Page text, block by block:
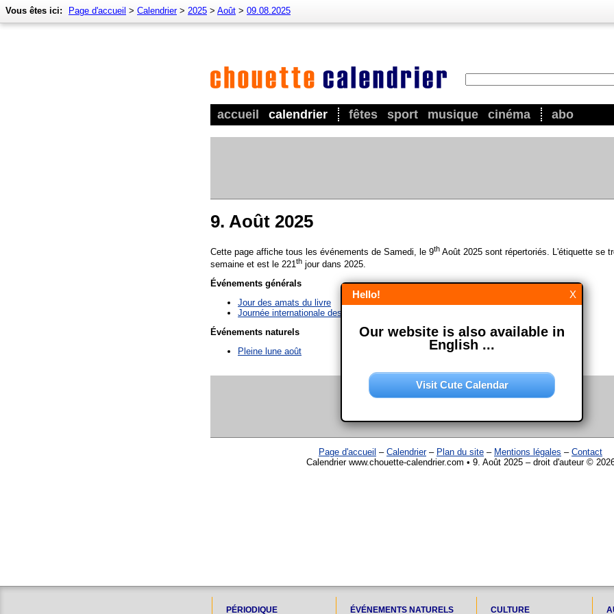
accueil calendrier fêtes sport musique cinéma abo
Vous êtes ici: Page d'accueil > Calendrier> 2025 > Août > 09.08.2025
9. Août 2025
Cette page affiche tous les événements de Samedi, le 9th Août 2025 sont répertoriés. L'étiquette se
semaine et est le 221th jour dans 2025.
Événements générals
Jour des amats du livre
Journée internationale des populations autochtones
Événements naturels
Pleine lune août
Page d'accueil – Calendrier– Plan du site – Mentions légales – Contact
Calendrier www.chouette-calendrier.com • 9. Août 2025 – droit d'auteur ©
PÉRIODIQUE ÉVÉNEMENTS NATURELS CULTURE
X
Hello!
Our website is also available in
English ...
Visit Cute Calendar